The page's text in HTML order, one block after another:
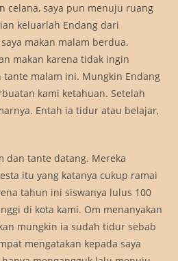
celana, saya pun menuju ruang
keluarlah Endang dari
makan malam berdua.
makan karena tidak ingin
malam ini. Mungkin Endang
kami ketahuan. Setelah
Entah ia tidur atau belajar,
dan tante datang. Mereka
itu yang katanya cukup ramai
tahun ini siswanya lulus 100
di kota kami. Om menanyakan
mungkin ia sudah tidur sebab
mengatakan kepada saya